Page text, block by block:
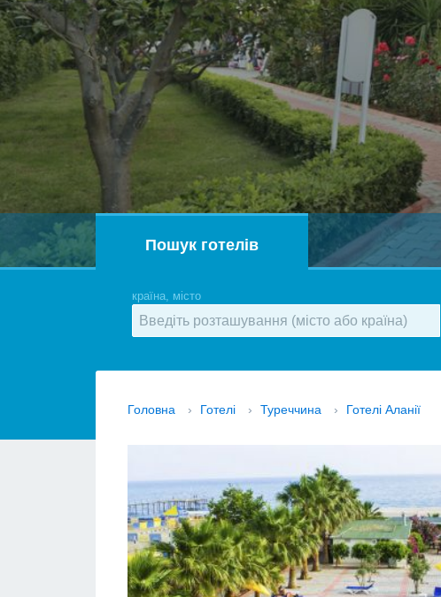
Пошук готелів
країна, місто
Головна › Готелі › Туреччина › Готелі Аланії